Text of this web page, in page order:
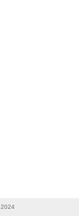
2024